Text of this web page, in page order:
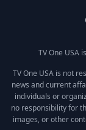
TV One USA
TV One USA is not
news and current
individuals or
no responsibility for
images, or other